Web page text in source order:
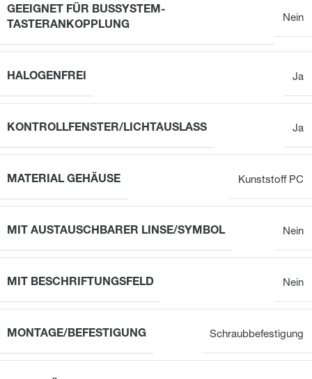
GEEIGNET FÜR BUSSYSTEM-
TASTERANKOPPLUNG
Nein
HALOGENFREI Ja
KONTROLLFENSTER/LICHTAUSLASS Ja
MATERIAL GEHÄUSE Kunststoff PC
MIT AUSTAUSCHBARER LINSE/SYMBOL Nein
MIT BESCHRIFTUNGSFELD Nein
MONTAGE/BEFESTIGUNG Schraubbefestigung